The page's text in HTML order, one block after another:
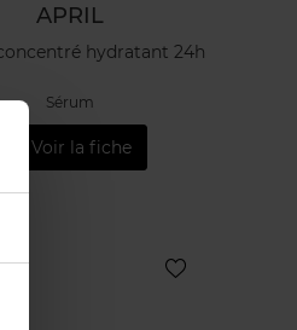
APRIL
hydratant 24h
Sérum
Voir la fiche